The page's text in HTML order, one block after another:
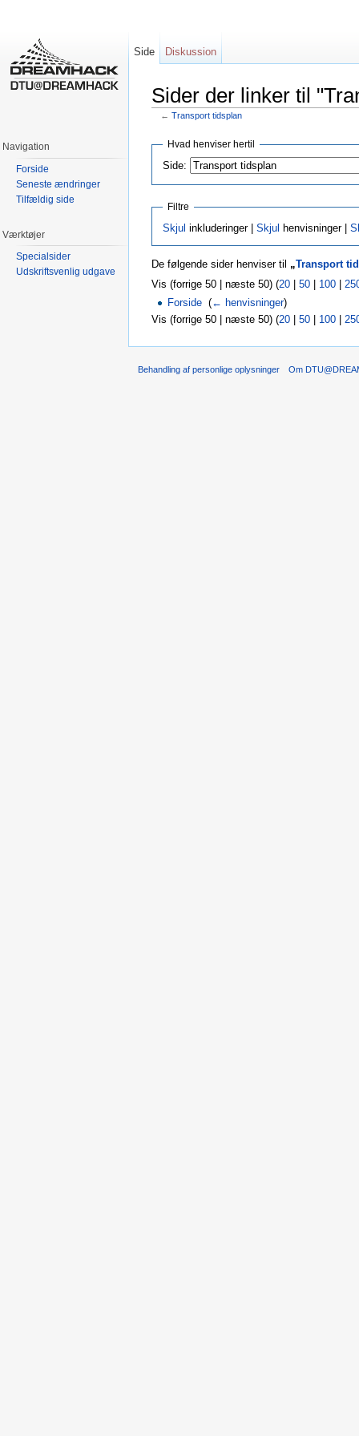
Sider der linker til
← Transport tidsplan
Hvad henviser hertil
Side:
Filtre
Skjul inkluderinger | Skjul henvisninger |
De følgende sider henviser til „Transport
Vis (forrige 50 | næste 50) (20 50 100
Forside ‎(← henvisninger)
Vis (forrige 50 | næste 50) (20 | 50 | 100 |
Side Diskussion
Navigation
Forside
Seneste ændringer
Tilfældig side
Værktøjer
Specialsider
Udskriftsvenlig udgave
Behandling af personlige oplysninger Om